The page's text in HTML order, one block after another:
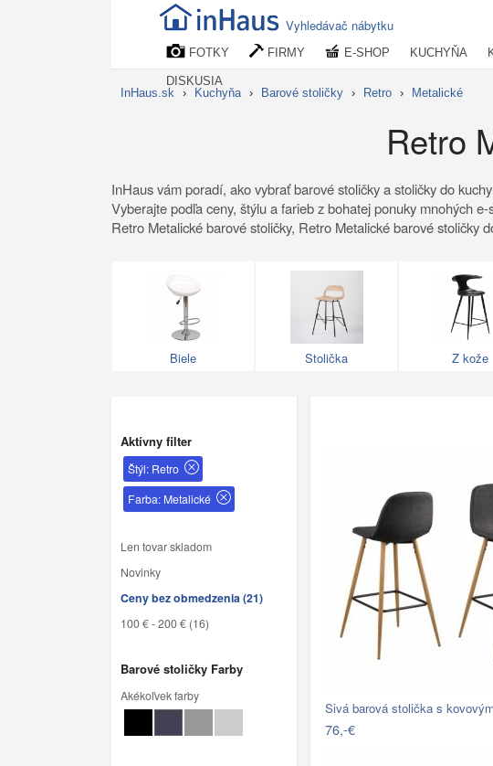
Vyhledávač nábytku
FOTKY FIRMY E-SHOP KUCHYŇA
DISKUSIA
InHaus.sk › Kuchyňa › Barové stoličky › Retro › Metalické
Retro
InHaus vám poradí, ako vybrať barové stoličky a stoličky do
Vyberajte podľa ceny, štýlu a farieb z bohatej ponuky mnohých
Retro Metalické barové stoličky, Retro Metalické barové stoličky
Biele Stolička Z kože
Aktívny filter
Štýl: Retro
Farba: Metalické
Len tovar skladom
Novinky
Ceny bez obmedzenia (21)
100 € - 200 € (16)
Barové stoličky Farby
Akékoľvek farby
Sivá barová stolička s
76,-€